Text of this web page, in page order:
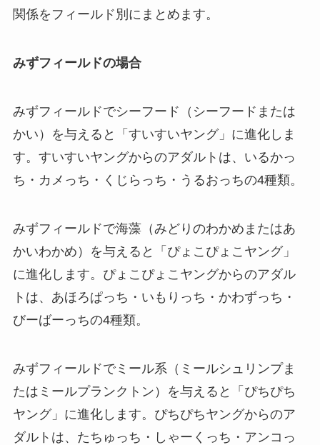
関係をフィールド別にまとめます。
みずフィールドの場合
みずフィールドでシーフード（シーフードまたは
かい）を与えると「すいすいヤング」に進化しま
す。すいすいヤングからのアダルトは、いるかっ
ち・カメっち・くじらっち・うるおっちの4種類。
みずフィールドで海藻（みどりのわかめまたはあ
かいわかめ）を与えると「ぴょこぴょこヤング」
に進化します。ぴょこぴょこヤングからのアダル
トは、あほろぱっち・いもりっち・かわずっち・
びーばーっちの4種類。
みずフィールドでミール系（ミールシュリンプま
たはミールプランクトン）を与えると「ぴちぴち
ヤング」に進化します。ぴちぴちヤングからのア
ダルトは、たちゅっち・しゃーくっち・アンコっ